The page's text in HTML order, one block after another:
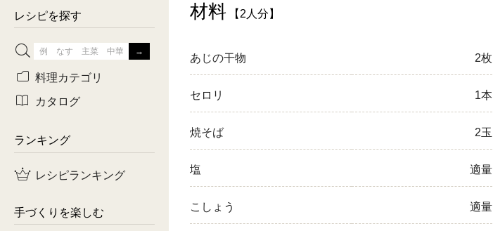
材料 【2人分】
あじの干物 2枚
セロリ 1本
焼そば 2玉
塩 適量
こしょう 適量
レシピを探す
有賀薫さんのスープ
ピーマン なす
料理カテゴリ
カタログ
乾物屋さん
ランキング
レシピランキング
手づくりを楽しむ